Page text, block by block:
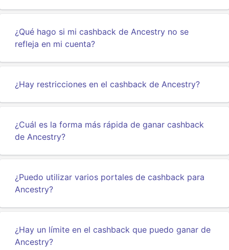
¿Qué hago si mi cashback de Ancestry no se
refleja en mi cuenta?
¿Hay restricciones en el cashback de Ancestry?
¿Cuál es la forma más rápida de ganar cashback
de Ancestry?
¿Puedo utilizar varios portales de cashback para
Ancestry?
¿Hay un límite en el cashback que puedo ganar de
Ancestry?